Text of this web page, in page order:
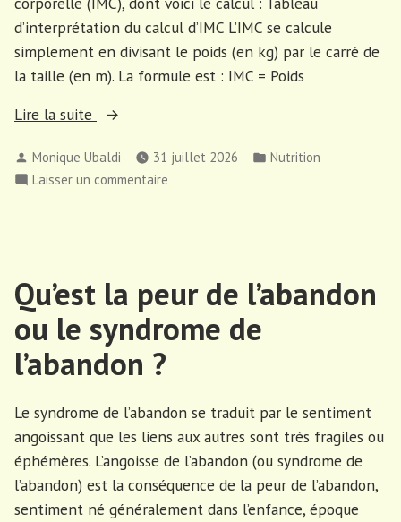
d’interprétation du calcul d’IMC L’IMC se calcule
simplement en divisant le poids (en kg) par le carré de
la taille (en m). La formule est : IMC = Poids
Lire la suite
« Est-
que
L’IMC
calcul ? »
Publié
par
Monique Ubaldi 31 juillet 2026
Publié
Nutrition
Laisser un commentaire
est
un
bon
Qu’est la peur de l’abandon
ou le syndrome de
l’abandon ?
Le syndrome de l’abandon se traduit par le sentiment
angoissant que les liens aux autres sont très fragiles ou
éphémères. L’angoisse de l’abandon (ou syndrome de
l’abandon) est la conséquence de la peur de l’abandon,
sentiment né généralement dans l’enfance, époque